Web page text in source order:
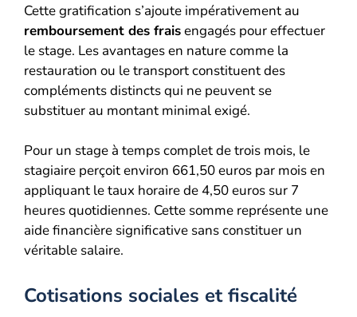
Cette gratification s’ajoute impérativement au
remboursement des fraisengagés pour effectuer
le stage. Les avantages en nature comme la
restauration ou le transport constituent des
compléments distincts qui ne peuvent se
substituer au montant minimal exigé.
Pour un stage à temps complet de trois mois, le
stagiaire perçoit environ 661,50 euros par mois en
appliquant le taux horaire de 4,50 euros sur 7
heures quotidiennes. Cette somme représente une
aide financière significative sans constituer un
véritable salaire.
Cotisations sociales et fiscalité